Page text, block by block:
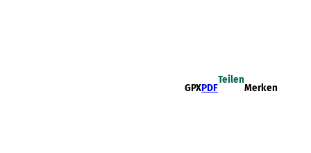
GPXPDF
Teilen
Merken